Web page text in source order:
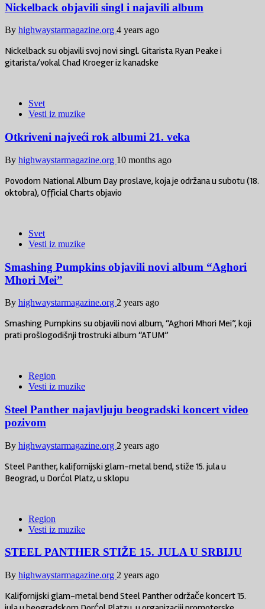
Nickelback objavili singl i najavili album
By highwaystarmagazine.org 4 years ago
Nickelback su objavili svoj novi singl. Gitarista Ryan Peake i
gitarista/vokal Chad Kroeger iz kanadske
Svet
Vesti iz muzike
Otkriveni najveći rok albumi 21. veka
By highwaystarmagazine.org 10 months ago
Povodom National Album Day proslave, koja je održana u subotu (18.
oktobra), Official Charts objavio
Svet
Vesti iz muzike
Smashing Pumpkins objavili novi album “Aghori
Mhori Mei”
By highwaystarmagazine.org 2 years ago
Smashing Pumpkins su objavili novi album, “Aghori Mhori Mei”, koji
prati prošlogodišnji trostruki album “ATUM”
Region
Vesti iz muzike
Steel Panther najavljuju beogradski koncert video
pozivom
By highwaystarmagazine.org 2 years ago
Steel Panther, kalifornijski glam-metal bend, stiže 15. jula u
Beograd, u Dorćol Platz, u sklopu
Region
Vesti iz muzike
STEEL PANTHER STIŽE 15. JULA U SRBIJU
By highwaystarmagazine.org 2 years ago
Kalifornijski glam-metal bend Steel Panther održače koncert 15.